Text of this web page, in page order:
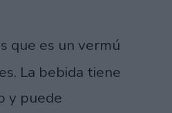
que es un vermú
La bebida tiene
y puede